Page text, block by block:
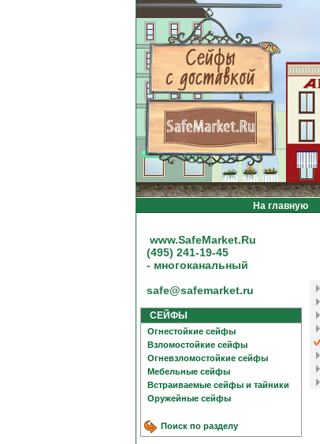
На главную
www.SafeMarket.Ru
(495) 241-19-45
- многоканальный
safe@safemarket.ru
СЕЙФЫ
Огнестойкие сейфы
Взломостойкие сейфы
Огневзломостойкие сейфы
Мебельные сейфы
Встраиваемые сейфы и тайники
Оружейные сейфы
Поиск по разделу